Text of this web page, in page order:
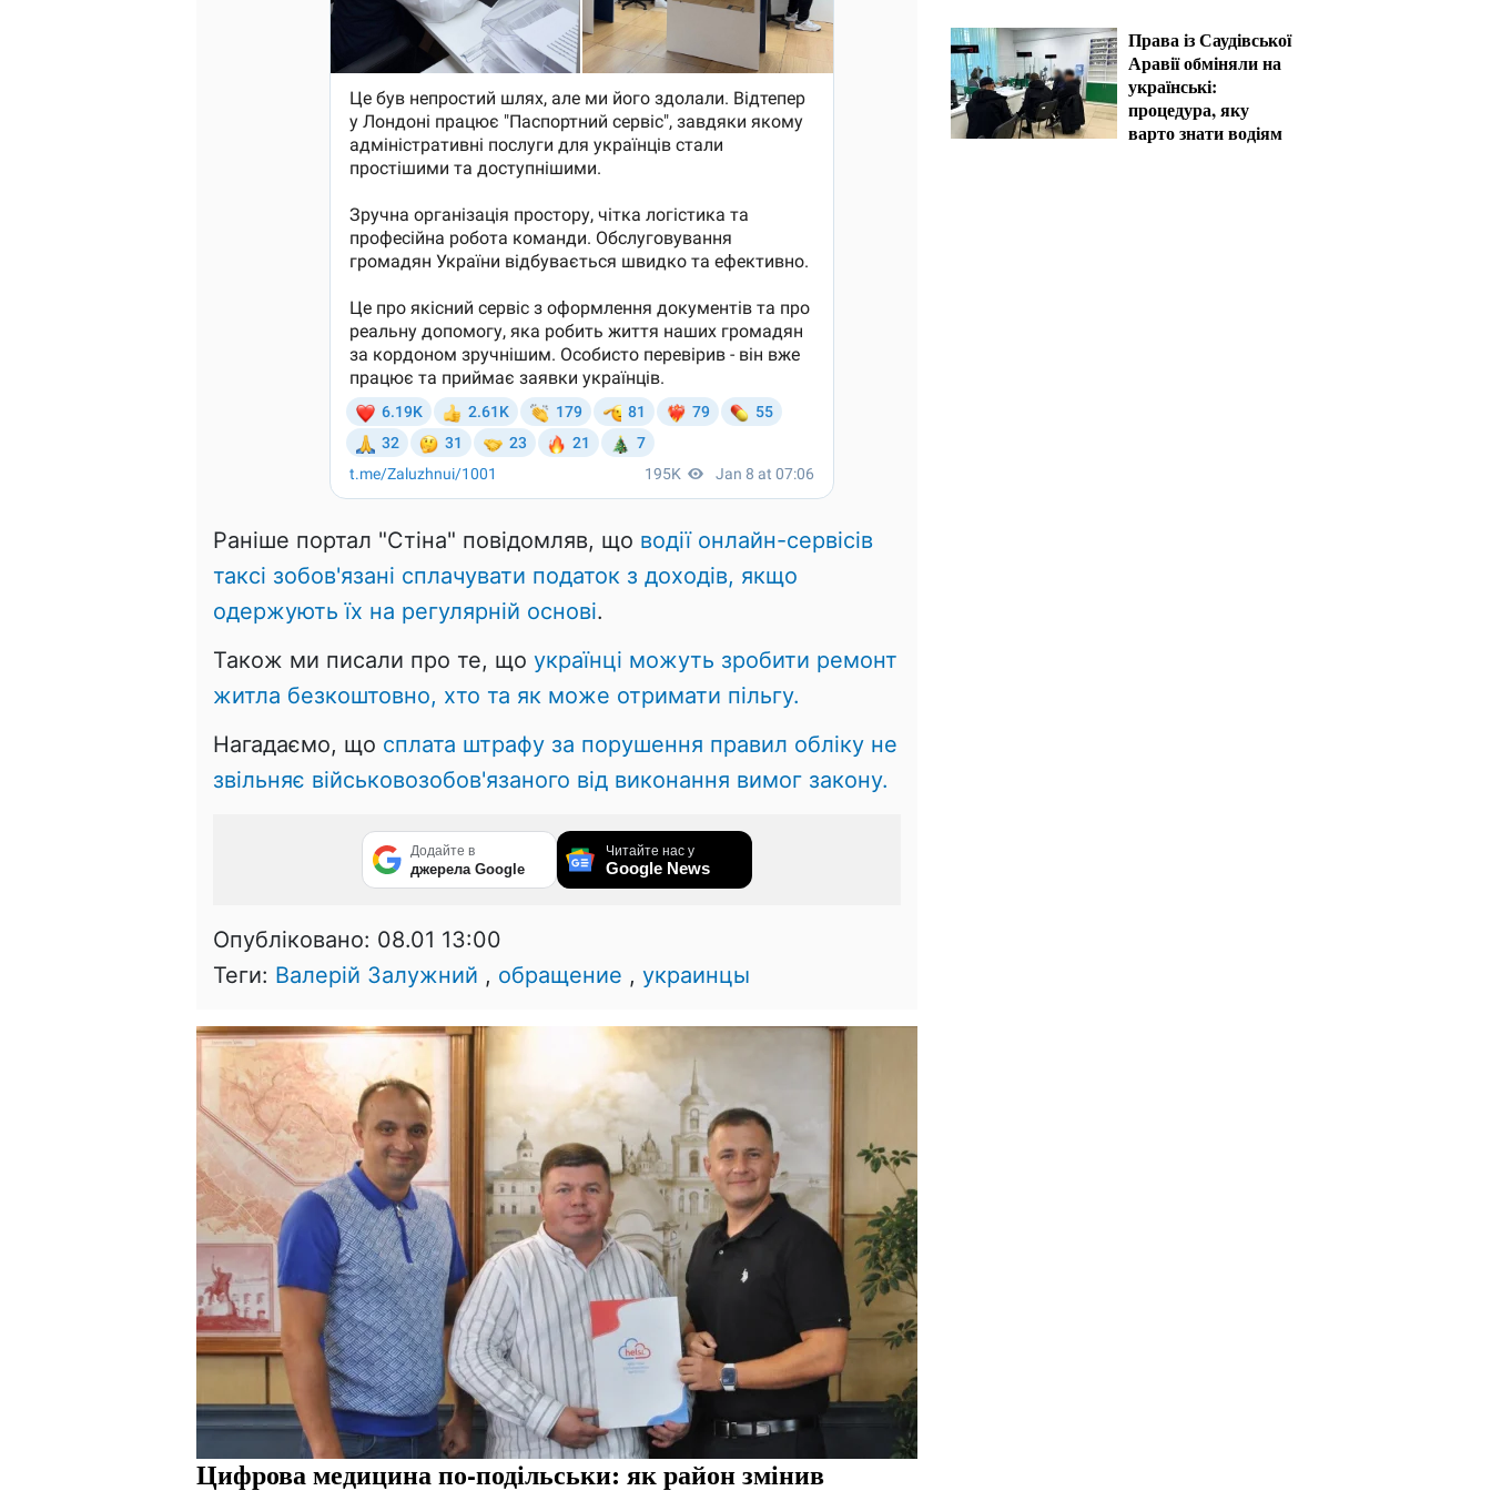
Раніше портал "Стіна" повідомляв, що водії онлайн-сервісів
таксі зобов'язані сплачувати податок з доходів, якщо
одержують їх на регулярній основі.
Також ми писали про те, що українці можуть зробити ремонт
житла безкоштовно, хто та як може отримати пільгу.
Нагадаємо, що сплата штрафу за порушення правил обліку не
звільняє військовозобов'язаного від виконання вимог закону.
Додайте в
джерела Google
Читайте нас у
Google News
Опубліковано: 08.01 13:00
Теги: Валерій Залужний , обращение , украинцы
Цифрова медицина по-подільськи: як район змінив
катування
Права із Саудівської
Аравії обміняли на
українські:
процедура, яку
варто знати водіям